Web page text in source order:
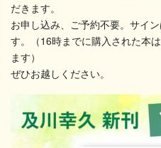
だきます。
お申し込み、ご予約不要。サイ
す。（16時までに購入された本
ます）
ぜひお越しください。